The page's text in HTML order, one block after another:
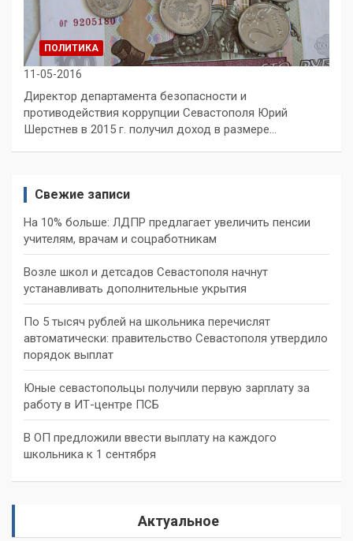
ПОЛИТИКА
11-05-2016
Директор департамента безопасности и
противодействия коррупции Севастополя Юрий
Шерстнев в 2015 г. получил доход в размере…
Свежие записи
На 10% больше: ЛДПР предлагает увеличить пенсии
учителям, врачам и соцработникам
Возле школ и детсадов Севастополя начнут
устанавливать дополнительные укрытия
По 5 тысяч рублей на школьника перечислят
автоматически: правительство Севастополя утвердило
порядок выплат
Юные севастопольцы получили первую зарплату за
работу в ИТ-центре ПСБ
В ОП предложили ввести выплату на каждого
школьника к 1 сентября
Актуальное